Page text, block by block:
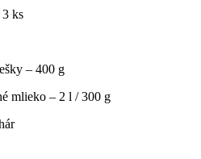
3 ks
– 400 g
mlieko – 2 l / 300 g